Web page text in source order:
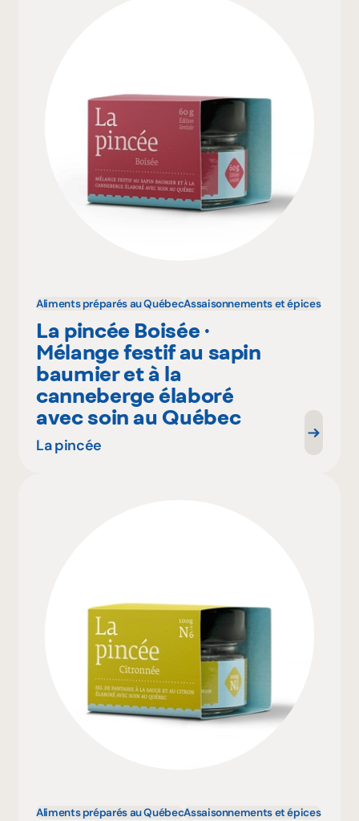
Aliments préparés au QuébecAssaisonnements et épices
La pincée Boisée ·
Mélange festif au sapin
baumier et à la
canneberge élaboré
avec soin au Québec
La pincée
Aliments préparés au QuébecAssaisonnements et épices